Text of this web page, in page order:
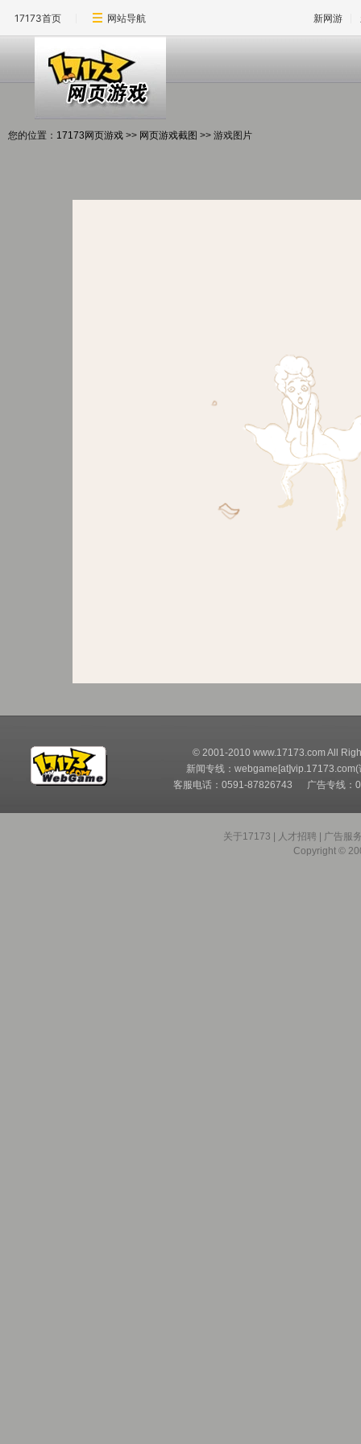
17173首页 网站导航 新网游
您的位置： 17173网页游戏 >> 网页游戏截图 >> 游戏图片
© 2001-2010 www.17173.com All
新闻专线：webgame[at]vip.17173.com(
客服电话：0591-87826743 广告专线
关于17173 人才招聘
广告服
Copyright ©